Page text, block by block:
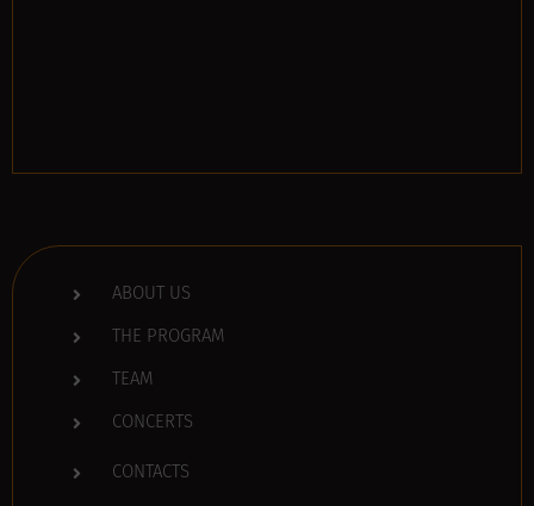
ABOUT US
THE PROGRAM
TEAM
CONCERTS
CONTACTS